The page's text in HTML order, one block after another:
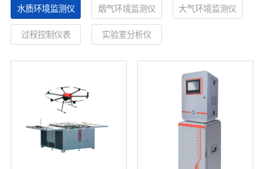
水质环境监测仪 烟气环境监测仪 大气环境监测仪
过程控制仪表 实验室分析仪